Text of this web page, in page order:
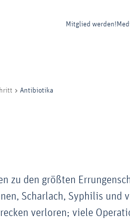
Mitglied werden!
Antibiotika
zu den größten
Scharlach, Syphilis und
verloren; viele